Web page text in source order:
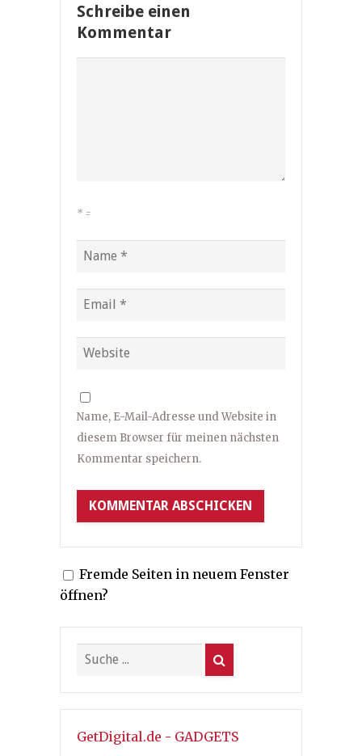
Schreibe einen
Kommentar
* =
Name, E-Mail-Adresse und Website in
diesem Browser für meinen nächsten
Kommentar speichern.
Fremde Seiten in neuem Fenster
öffnen?
GetDigital.de - GADGETS